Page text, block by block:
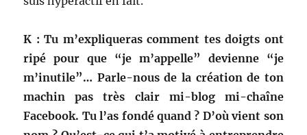
K : Tu m’expliqueras comment tes doigts ont
ripé pour que “je m’appelle” devienne “je
m’inutile”… Parle-nous de la création de ton
machin pas très clair mi-blog mi-chaîne
Facebook. Tu l’as fondé quand ? D’où vient son